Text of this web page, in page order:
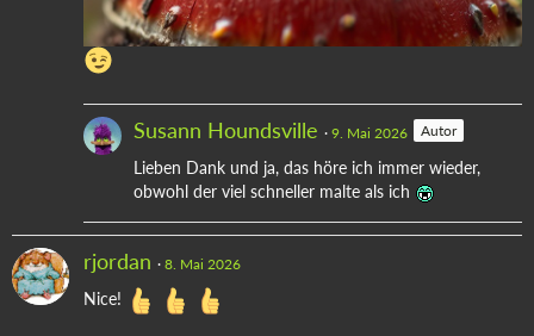
Susann Houndsville 9. Mai 2026 Autor
Lieben Dank und ja, das höre ich immer wieder,
obwohl der viel schneller malte als ich
rjordan 8. Mai 2026
Nice!